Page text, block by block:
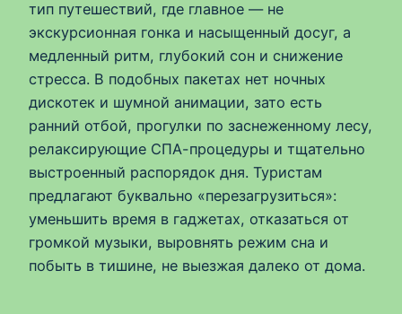
тип путешествий, где главное — не
экскурсионная гонка и насыщенный досуг, а
медленный ритм, глубокий сон и снижение
стресса. В подобных пакетах нет ночных
дискотек и шумной анимации, зато есть
ранний отбой, прогулки по заснеженному лесу,
релаксирующие СПА-процедуры и тщательно
выстроенный распорядок дня. Туристам
предлагают буквально «перезагрузиться»:
уменьшить время в гаджетах, отказаться от
громкой музыки, выровнять режим сна и
побыть в тишине, не выезжая далеко от дома.